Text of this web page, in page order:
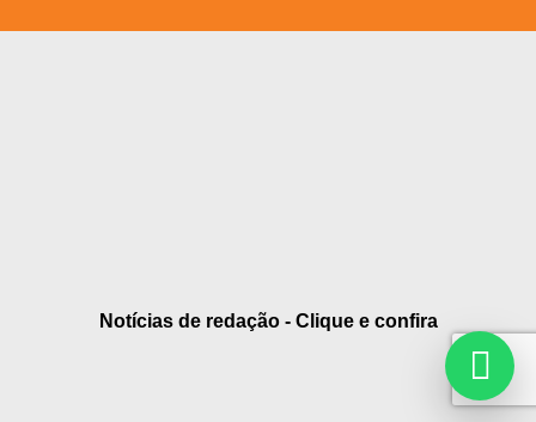
Notícias de redação - Clique e confira